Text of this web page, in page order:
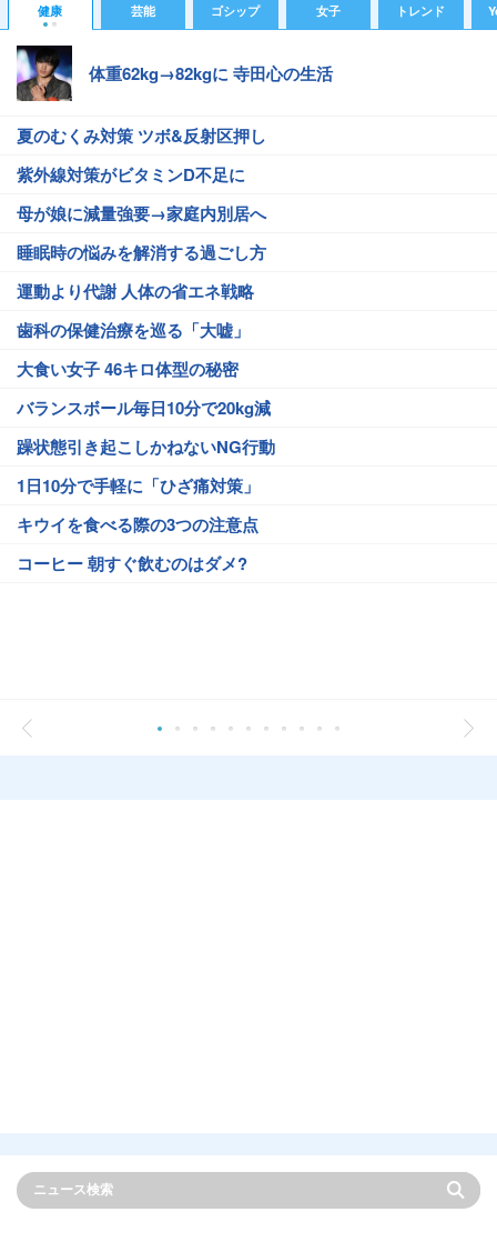
健康 芸能 ゴシップ 女子 トレンド
体重62kg→82kgに 寺田心の生活
夏のむくみ対策 ツボ&反射区押し
紫外線対策がビタミンD不足に
母が娘に減量強要→家庭内別居へ
睡眠時の悩みを解消する過ごし方
運動より代謝 人体の省エネ戦略
歯科の保健治療を巡る「大嘘」
大食い女子 46キロ体型の秘密
バランスボール毎日10分で20kg減
躁状態引き起こしかねないNG行動
1日10分で手軽に「ひざ痛対策」
キウイを食べる際の3つの注意点
コーヒー 朝すぐ飲むのはダメ?